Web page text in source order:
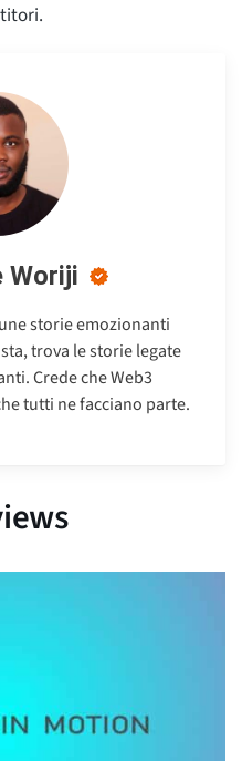
Woriji
storie emozionanti
trova le storie legate
Crede che Web3
tutti ne facciano parte.